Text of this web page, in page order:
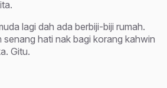
lagi dah ada berbiji-biji rumah.
senang hati nak bagi korang kahwin
Gitu.